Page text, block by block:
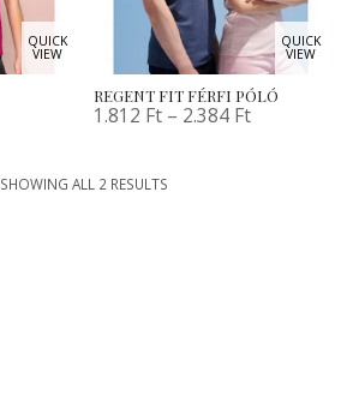
QUICK
VIEW
QUICK
VIEW
REGENT FIT FÉRFI PÓLÓ
1.812 Ft – 2.384 Ft
SHOWING ALL 2 RESULTS